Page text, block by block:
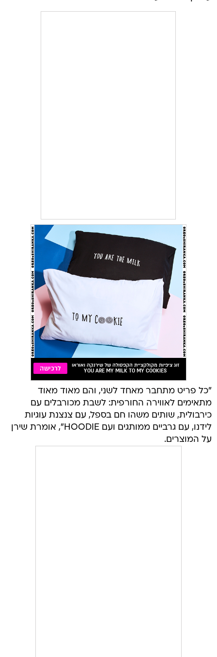
"כל פריט מתחבר מאחד לשני, והם מאוד מאוד
מתאימים לאווירה החורפית: לשבת מכורבלים עם
כירבולית, שותים משהו חם בספל, עם צנצנת עוגיות
לידנו, עם גרביים ממותגים ועם HOODIE", אומרת שירן
על המוצרים.